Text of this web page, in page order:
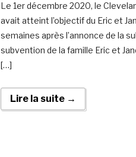
Le 1er décembre 2020, le
avait atteint l’objectif du Eric et
semaines après l’annonce de la
subvention de la famille Eric et
[…]
Lire la suite →